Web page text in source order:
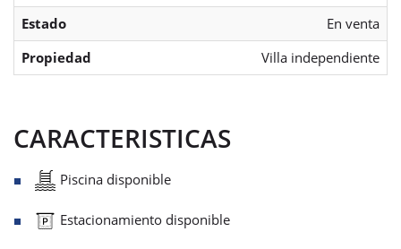
Estado
En venta
Propiedad
Villa independiente
CARACTERISTICAS
Piscina disponible
Estacionamiento disponible